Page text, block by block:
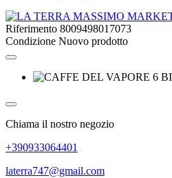
Riferimento 8009498017073
Condizione Nuovo prodotto
Chiama il nostro negozio
+390933064401
laterra747@gmail.com